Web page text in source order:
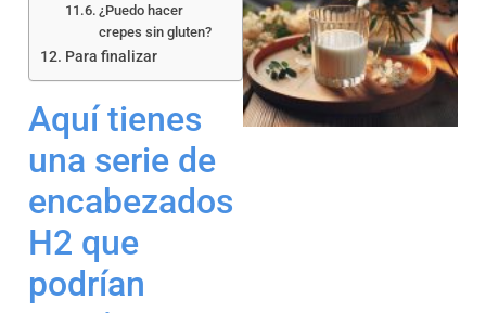
¿Puedo hacer
crepes sin gluten?
Para finalizar
Aquí tienes
una serie de
encabezados
H2 que
podrían